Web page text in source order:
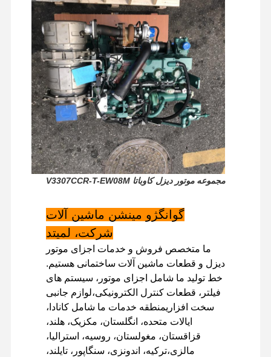
خانه محصولات
نمایش واقعیت
مجازی
درباره ما
بازدید از
کارخانه
کنترل کیفیت تماس با ما اخبار
موتور پرکینز
موتور یانمار
موتور کوبوتا
مجموعه موتور دیزل کاوباتا V3307CCR-T-EW08M
گوانگژو مینشن ماشین آلات
شرکت، لمیتد
ما متخصص فروش و خدمات اجزای موتور
دیزل و قطعات ماشین آلات ساختمانی هستیم.
خط تولید ما شامل اجزای موتور، سیستم های
فیلتر، قطعات کنترل الکترونیکی،لوازم جانبی
سخت افزاریمنطقه خدمات ما شامل کانادا،
ایالات متحده، انگلستان، مکزیک، هلند،
قزاقستان، مغولستان، روسیه، استرالیا،
مالزی،ترکیه، اندونزی، سنگاپور، تایلند،